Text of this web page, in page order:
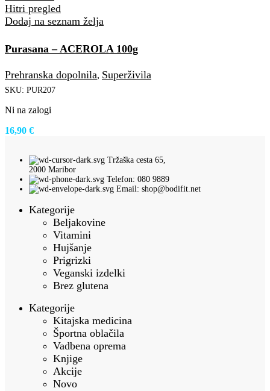
Hitri pregled
Dodaj na seznam želja
Purasana – ACEROLA 100g
Prehranska dopolnila, Superživila
SKU: PUR207
Ni na zalogi
16,90 €
Tržaška cesta 65,
2000 Maribor
Telefon: 080 9889
Email: shop@bodifit.net
Kategorije
Beljakovine
Vitamini
Hujšanje
Prigrizki
Veganski izdelki
Brez glutena
Kategorije
Kitajska medicina
Športna oblačila
Vadbena oprema
Knjige
Akcije
Novo